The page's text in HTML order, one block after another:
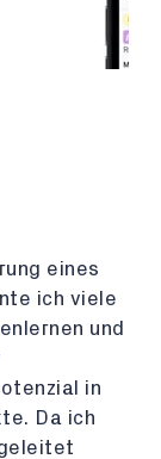
eines
ich viele
und
in
Da ich